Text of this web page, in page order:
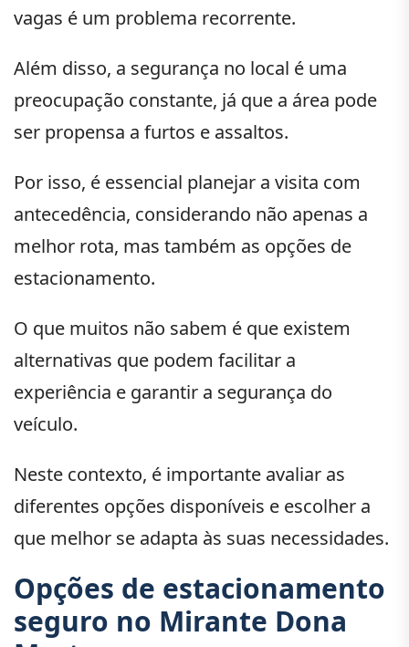
vagas é um problema recorrente.
Além disso, a segurança no local é uma
preocupação constante, já que a área pode
ser propensa a furtos e assaltos.
Por isso, é essencial planejar a visita com
antecedência, considerando não apenas a
melhor rota, mas também as opções de
estacionamento.
O que muitos não sabem é que existem
alternativas que podem facilitar a
experiência e garantir a segurança do
veículo.
Neste contexto, é importante avaliar as
diferentes opções disponíveis e escolher a
que melhor se adapta às suas necessidades.
Opções de estacionamento
seguro no Mirante Dona